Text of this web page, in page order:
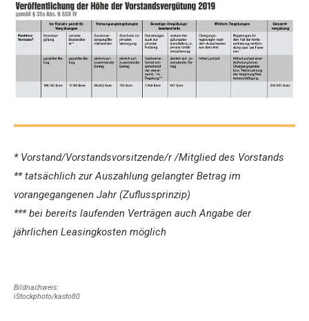
* Vorstand/Vorstandsvorsitzende/r /Mitglied des Vorstands
** tatsächlich zur Auszahlung gelangter Betrag im
vorangegangenen Jahr (Zuflussprinzip)
*** bei bereits laufenden Verträgen auch Angabe der
jährlichen Leasingkosten möglich
Bildnachweis:
iStockphoto/kasto80